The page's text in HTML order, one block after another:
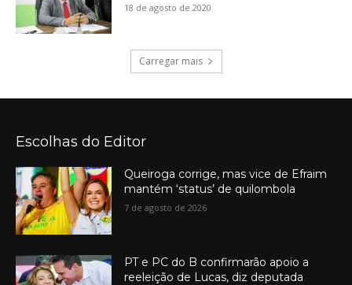
18 de agosto de 2020
Carregar mais
Escolhas do Editor
Queiroga corrige, mas vice de Efraim
mantém ‘status’ de quilombola
7 de agosto de 2026
PT e PC do B confirmarão apoio a
reeleição de Lucas, diz deputada